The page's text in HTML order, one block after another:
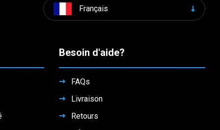
Français
Besoin d'aide?
FAQs
Livraison
Retours